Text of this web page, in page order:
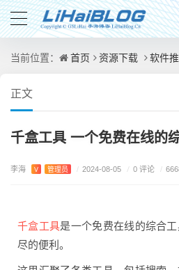
当前位置： 首页 资源下载 软件
正文
千盒工具 一个免费在线的
李海 V 管理员 / 2024-08-05 / 0 评论 /
千盒工具是一个免费在线的综合
尽的便利。